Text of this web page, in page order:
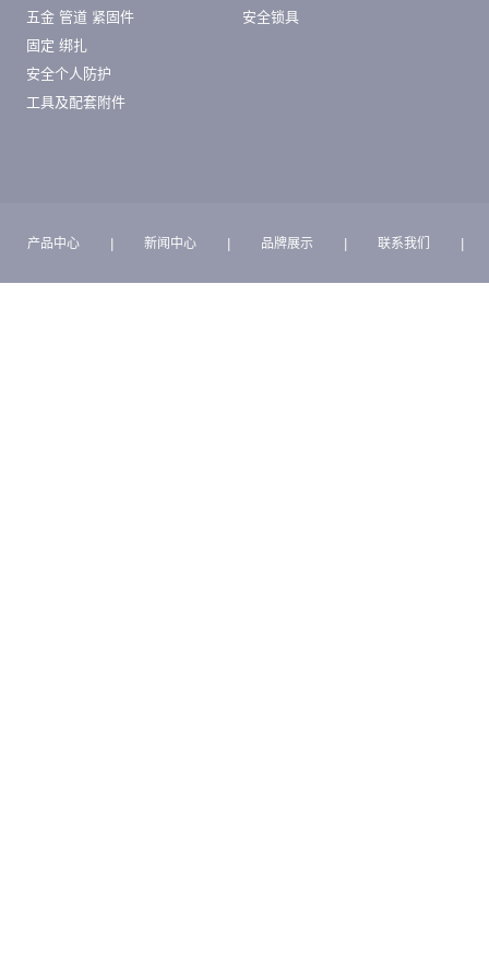
五金 管道 紧固件
固定 绑扎
安全个人防护
工具及配套附件
安全锁具
产品中心 新闻中心 品牌展示 联系我们